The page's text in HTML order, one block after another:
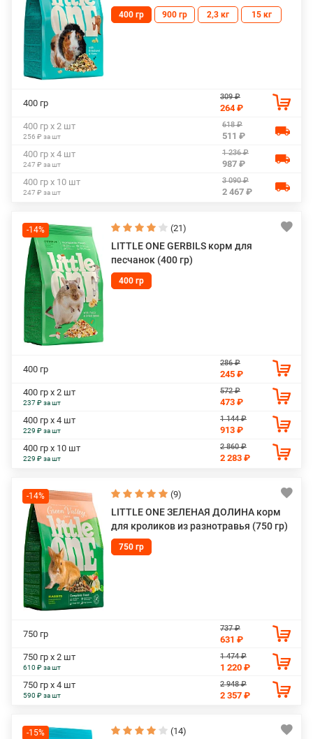
400 гр 900 гр 2,3 кг 15 кг
400 гр
309 ₽
264 ₽
400 гр х 2 шт
256 ₽ за шт
618 ₽
511 ₽
400 гр х 4 шт
247 ₽ за шт
1 236 ₽
987 ₽
400 гр х 10 шт
247 ₽ за шт
3 090 ₽
2 467 ₽
-14% (21)
LITTLE ONE GERBILS корм для
песчанок (400 гр)
400 гр
400 гр
286 ₽
245 ₽
400 гр х 2 шт
237 ₽ за шт
572 ₽
473 ₽
400 гр х 4 шт
229 ₽ за шт
1 144 ₽
913 ₽
400 гр х 10 шт
229 ₽ за шт
2 860 ₽
2 283 ₽
-14% (9)
LITTLE ONE ЗЕЛЕНАЯ ДОЛИНА корм
для кроликов из разнотравья (750 гр)
750 гр
750 гр
737 ₽
631 ₽
750 гр х 2 шт
610 ₽ за шт
1 474 ₽
1 220 ₽
750 гр х 4 шт
590 ₽ за шт
2 948 ₽
2 357 ₽
-15% (14)